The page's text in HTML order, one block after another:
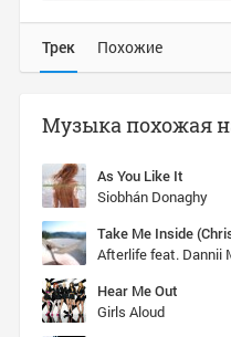
Трек Похожие
As You Like It
Siobhán Donaghy
Take Me Inside
Afterlife feat. Dannii
Hear Me Out
Girls Aloud